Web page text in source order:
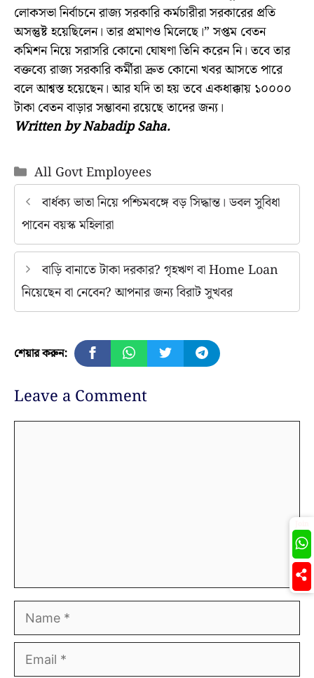
লোকসভা নির্বাচনে রাজ্য সরকারি কর্মচারীরা সরকারের প্রতি
অসন্তুষ্ট হয়েছিলেন। তার প্রমাণও মিলেছে।” সপ্তম বেতন
কমিশন নিয়ে সরাসরি কোনো ঘোষণা তিনি করেন নি। তবে তার
বক্তব্যে রাজ্য সরকারি কর্মীরা দ্রুত কোনো খবর আসতে পারে
বলে আশ্বস্ত হয়েছেন। আর যদি তা হয় তবে একধাক্কায় ১০০০০
টাকা বেতন বাড়ার সম্ভাবনা রয়েছে তাদের জন্য।
Written by Nabadip Saha.
Categories
All Govt Employees
বার্ধক্য ভাতা নিয়ে পশ্চিমবঙ্গে বড় সিদ্ধান্ত। ডবল সুবিধা
পাবেন বয়স্ক মহিলারা
বাড়ি বানাতে টাকা দরকার? গৃহঋণ বা Home Loan
নিয়েছেন বা নেবেন? আপনার জন্য বিরাট সুখবর
শেয়ার করুন:
Leave a Comment
Name
Email